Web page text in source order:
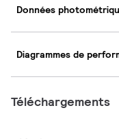
Données
Diagrammes de
Téléchargements